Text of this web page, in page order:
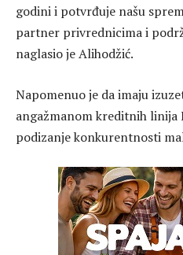
godini i potvrđuje našu
partner privrednicima i
naglasio je Alihodžić.
Napomenuo je da imaju
angažmanom kreditnih linija
podizanje konkurentnosti